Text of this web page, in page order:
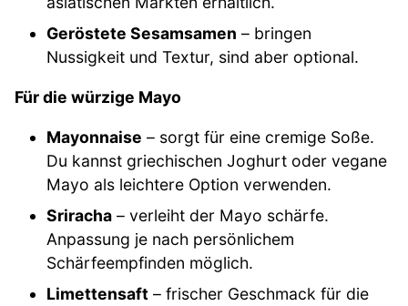
Geröstete Sesamsamen – bringen
Nussigkeit und Textur, sind aber optional.
Für die würzige Mayo
Mayonnaise – sorgt für eine cremige Soße.
Du kannst griechischen Joghurt oder vegane
Mayo als leichtere Option verwenden.
Sriracha – verleiht der Mayo schärfe.
Anpassung je nach persönlichem
Schärfeempfinden möglich.
Limettensaft – frischer Geschmack für die